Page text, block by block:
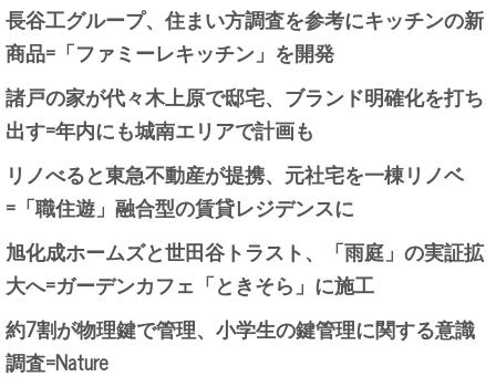
長谷工グループ、住まい方調査を参考にキッチンの新
商品=「ファミーレキッチン」を開発
諸戸の家が代々木上原で邸宅、ブランド明確化を打ち
出す=年内にも城南エリアで計画も
リノべると東急不動産が提携、元社宅を一棟リノベ
=「職住遊」融合型の賃貸レジデンスに
旭化成ホームズと世田谷トラスト、「雨庭」の実証拡
大へ=ガーデンカフェ「ときそら」に施工
約7割が物理鍵で管理、小学生の鍵管理に関する意識
調査=Nature